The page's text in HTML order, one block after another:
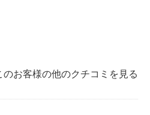
のお客様の他のクチコミを見る